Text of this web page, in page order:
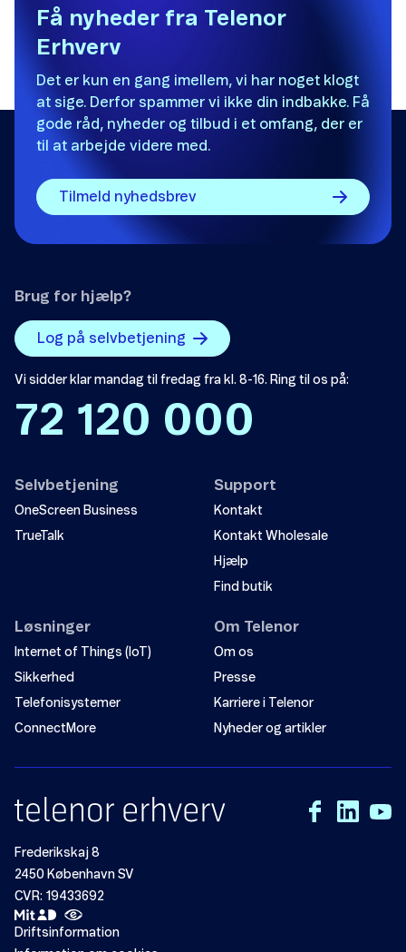
Få nyheder fra Telenor
Erhverv
Det er kun en gang imellem, vi har noget klogt
at sige. Derfor spammer vi ikke din indbakke. Få
gode råd, nyheder og tilbud i et omfang, der er
til at arbejde videre med.
Tilmeld nyhedsbrev
Brug for hjælp?
Log på selvbetjening
Vi sidder klar mandag til fredag fra kl. 8-16. Ring til os på:
72 120 000
Selvbetjening
OneScreen Business
TrueTalk
Support
Kontakt
Kontakt Wholesale
Hjælp
Find butik
Løsninger
Internet of Things (IoT)
Sikkerhed
Telefonisystemer
ConnectMore
Om Telenor
Om os
Presse
Karriere i Telenor
Nyheder og artikler
Frederikskaj 8
2450 København SV
CVR: 19433692
Driftsinformation